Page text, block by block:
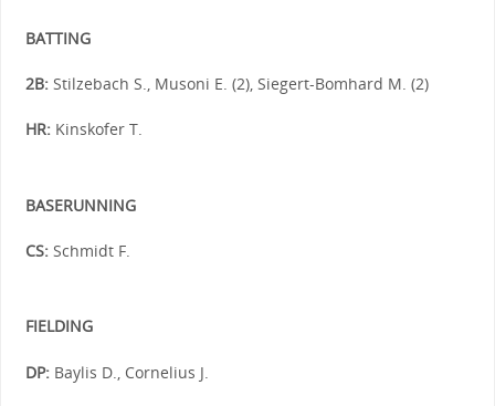
BATTING
2B:Stilzebach S., Musoni E. (2), Siegert-Bomhard M. (2)
HR:Kinskofer T.
BASERUNNING
CS:Schmidt F.
FIELDING
DP:Baylis D., Cornelius J.